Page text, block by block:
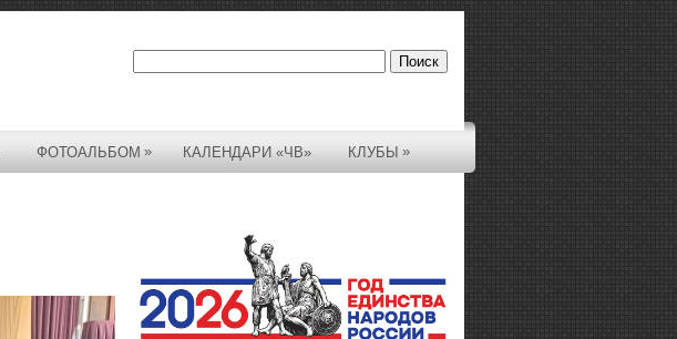
ФОТОАЛЬБОМ » КАЛЕНДАРИ «ЧВ» КЛУБЫ »